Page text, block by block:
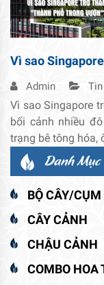
Vì sao
Admin
Vì sao Singapore
bối cảnh nhiều
trạng bê tông hóa,
Danh
BỘ CÂY/CỤM
CÂY CẢNH
CHẬU CẢNH
COMBO HOA